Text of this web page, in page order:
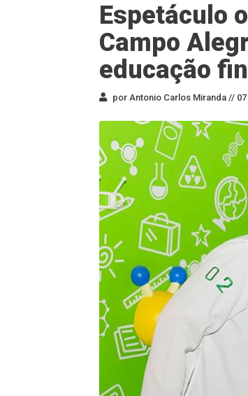
Espetáculo
Campo
educação
por Antonio Carlos Miranda //